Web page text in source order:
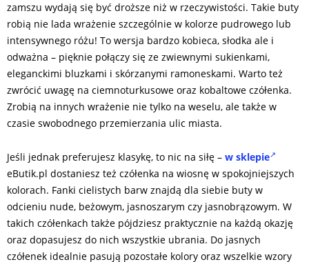
zamszu wydają się być droższe niż w rzeczywistości. Takie buty
robią nie lada wrażenie szczególnie w kolorze pudrowego lub
intensywnego różu! To wersja bardzo kobieca, słodka ale i
odważna – pięknie połączy się ze zwiewnymi sukienkami,
eleganckimi bluzkami i skórzanymi ramoneskami. Warto też
zwrócić uwagę na ciemnoturkusowe oraz kobaltowe czółenka.
Zrobią na innych wrażenie nie tylko na weselu, ale także w
czasie swobodnego przemierzania ulic miasta.
Jeśli jednak preferujesz klasykę, to nic na siłę – w sklepie
eButik.pl dostaniesz też czółenka na wiosnę w spokojniejszych
kolorach. Fanki cielistych barw znajdą dla siebie buty w
odcieniu nude, beżowym, jasnoszarym czy jasnobrązowym. W
takich czółenkach także pójdziesz praktycznie na każdą okazję
oraz dopasujesz do nich wszystkie ubrania. Do jasnych
czółenek idealnie pasują pozostałe kolory oraz wszelkie wzory